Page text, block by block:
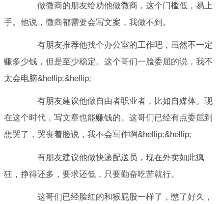
做微商的朋友给劝他做微商，这个门槛低，易上
手。他说，微商都需要会写文案，我做不到。
有朋友推荐他找个办公室的工作吧，虽然不一定
赚多少钱，但是至少稳定。这个哥们一脸委屈的说，我不
太会电脑&hellip;&hellip;
有朋友建议他做自由者职业者，比如自媒体。现
在这个时代，写文章也能赚钱的。这哥们已经有点委屈到
想哭了，哭丧着脸说，我不会写作啊&hellip;&hellip;
有朋友建议他做快递配送员，现在外卖如此疯
狂，挣得还多，要求还低，只要勤奋吃苦就行。
这哥们已经脸红的和猴屁股一样了，憋了好久，